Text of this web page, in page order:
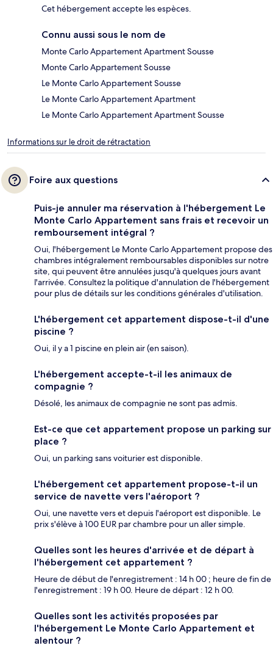
Cet hébergement accepte les espèces.
Connu aussi sous le nom de
Monte Carlo Appartement Apartment Sousse
Monte Carlo Appartement Sousse
Le Monte Carlo Appartement Sousse
Le Monte Carlo Appartement Apartment
Le Monte Carlo Appartement Apartment Sousse
Informations sur le droit de rétractation
Foire aux questions
Puis-je annuler ma réservation à l'hébergement Le
Monte Carlo Appartement sans frais et recevoir un
remboursement intégral ?
Oui, l'hébergement Le Monte Carlo Appartement propose des
chambres intégralement remboursables disponibles sur notre
site, qui peuvent être annulées jusqu'à quelques jours avant
l'arrivée. Consultez la politique d'annulation de l'hébergement
pour plus de détails sur les conditions générales d'utilisation.
L'hébergement cet appartement dispose-t-il d'une
piscine ?
Oui, il y a 1 piscine en plein air (en saison).
L'hébergement accepte-t-il les animaux de
compagnie ?
Désolé, les animaux de compagnie ne sont pas admis.
Est-ce que cet appartement propose un parking sur
place ?
Oui, un parking sans voiturier est disponible.
L'hébergement cet appartement propose-t-il un
service de navette vers l'aéroport ?
Oui, une navette vers et depuis l'aéroport est disponible. Le
prix s'élève à 100 EUR par chambre pour un aller simple.
Quelles sont les heures d'arrivée et de départ à
l'hébergement cet appartement ?
Heure de début de l'enregistrement : 14 h 00 ; heure de fin de
l'enregistrement : 19 h 00. Heure de départ : 12 h 00.
Quelles sont les activités proposées par
l'hébergement Le Monte Carlo Appartement et
alentour ?